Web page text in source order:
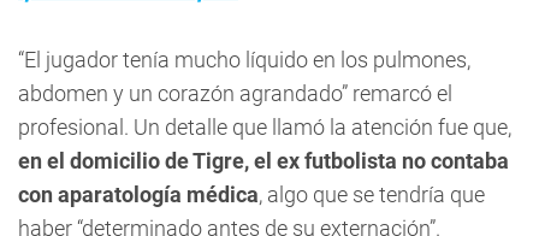
“El jugador tenía mucho líquido en los pulmones,
abdomen y un corazón agrandado” remarcó el
profesional. Un detalle que llamó la atención fue que,
en el domicilio de Tigre, el ex futbolista no contaba
con aparatología médica, algo que se tendría que
haber “determinado antes de su externación”.